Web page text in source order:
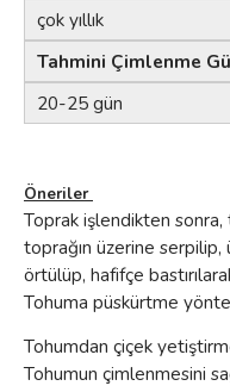
çok yıllık
Tahmini Çimlenme
20-25 gün
Öneriler
Toprak işlendikten sonra,
toprağın üzerine serpilip,
örtülüp, hafifçe
Tohuma püskürtme
Tohumdan çiçek
Tohumun çimlenmesini